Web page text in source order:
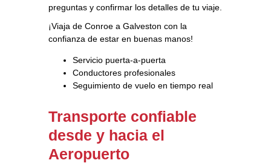
preguntas y confirmar los detalles de tu viaje.
¡Viaja de Conroe a Galveston con la
confianza de estar en buenas manos!
Servicio puerta‑a‑puerta
Conductores profesionales
Seguimiento de vuelo en tiempo real
Transporte confiable
desde y hacia el
Aeropuerto